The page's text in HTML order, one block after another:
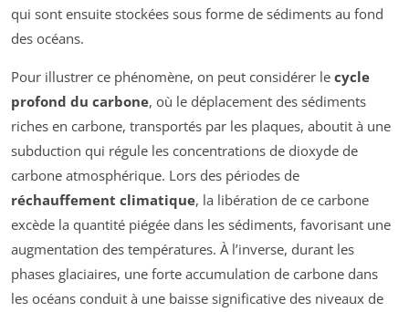
qui sont ensuite stockées sous forme de sédiments au fond
des océans.
Pour illustrer ce phénomène, on peut considérer le cycle
profond du carbone, où le déplacement des sédiments
riches en carbone, transportés par les plaques, aboutit à une
subduction qui régule les concentrations de dioxyde de
carbone atmosphérique. Lors des périodes de
réchauffement climatique, la libération de ce carbone
excède la quantité piégée dans les sédiments, favorisant une
augmentation des températures. À l’inverse, durant les
phases glaciaires, une forte accumulation de carbone dans
les océans conduit à une baisse significative des niveaux de